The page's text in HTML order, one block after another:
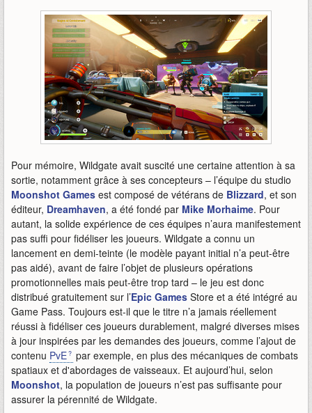
Pour mémoire, Wildgate avait suscité une certaine attention à sa
sortie, notamment grâce à ses concepteurs – l’équipe du studio
Moonshot Games est composé de vétérans de Blizzard, et son
éditeur, Dreamhaven, a été fondé par Mike Morhaime. Pour
autant, la solide expérience de ces équipes n’aura manifestement
pas suffi pour fidéliser les joueurs. Wildgate a connu un
lancement en demi-teinte (le modèle payant initial n’a peut-être
pas aidé), avant de faire l’objet de plusieurs opérations
promotionnelles mais peut-être trop tard – le jeu est donc
distribué gratuitement sur l’Epic Games Store et a été intégré au
Game Pass. Toujours est-il que le titre n’a jamais réellement
réussi à fidéliser ces joueurs durablement, malgré diverses mises
à jour inspirées par les demandes des joueurs, comme l’ajout de
contenu PvE
par exemple, en plus des mécaniques de combats
spatiaux et d'abordages de vaisseaux. Et aujourd’hui, selon
Moonshot, la population de joueurs n’est pas suffisante pour
assurer la pérennité de Wildgate.